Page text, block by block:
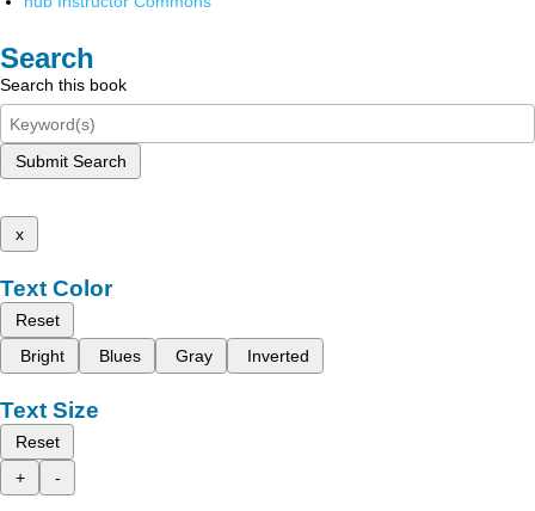
Search
Search this book
Submit Search
x
Text Color
Reset
Bright
Blues Gray Inverted
Text Size
Reset
+
-